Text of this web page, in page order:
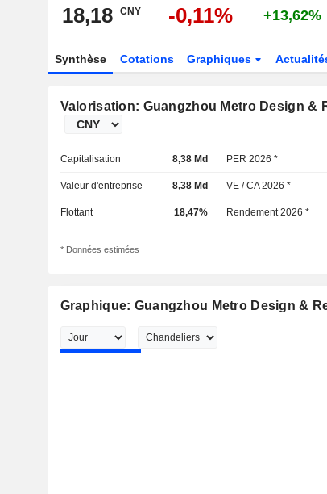
18,18 CNY -0,11% +13,62%
Synthèse Cotations Graphiques
Valorisation: Guangzhou Metro Design &
Capitalisation 8,38 Md PER 2026 *
Valeur d'entreprise 8,38 Md VE / CA 2026 *
Flottant 18,47% Rendement 2026 *
* Données estimées
Graphique: Guangzhou Metro Design &